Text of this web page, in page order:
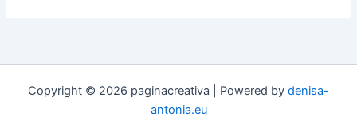
Copyright © 2026 paginacreativa | Powered by denisa-
antonia.eu